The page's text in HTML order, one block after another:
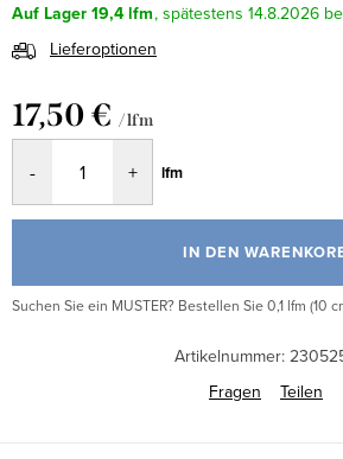
Auf Lager 19,4 lfm 14.8.2026
Lieferoptionen
17,50 € / lfm
lfm
IN DEN
Suchen Sie ein MUSTER? Bestellen Sie 0,1 lfm (10
Artikelnummer:
Fragen
Teilen